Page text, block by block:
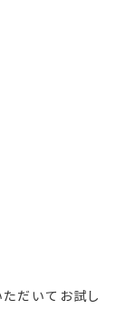
だいてお試し